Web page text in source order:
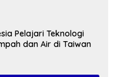
Pelajari Teknologi
dan Air di Taiwan